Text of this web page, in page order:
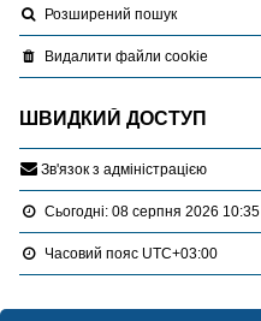
Розширений пошук
Видалити файли cookie
ШВИДКИЙ ДОСТУП
Зв'язок з адміністрацією
Сьогодні: 08 серпня 2026 10:35
Часовий пояс UTC+03:00